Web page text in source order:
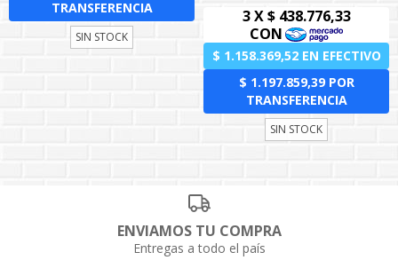
SIN STOCK
SIN STOCK
ENVIAMOS TU COMPRA
Entregas a todo el país